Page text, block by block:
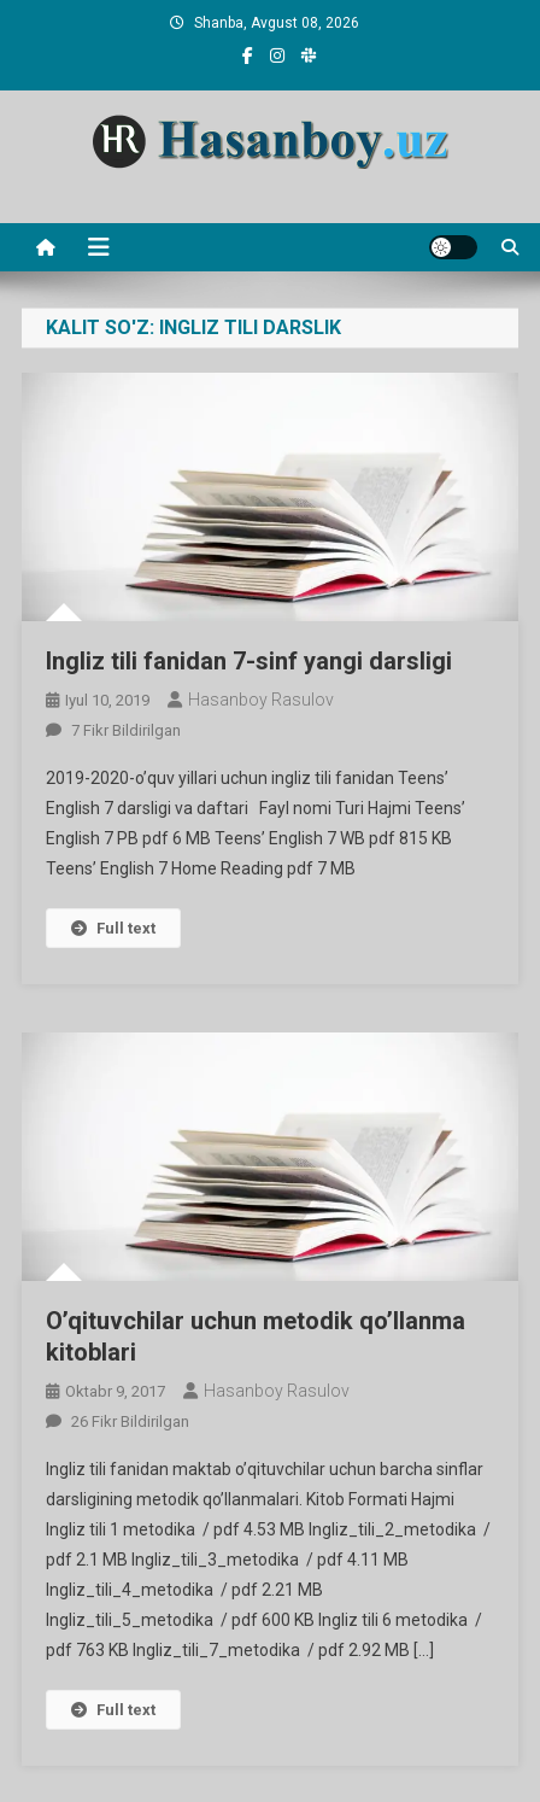
Shanba, Avgust 08, 2026
KALIT SO'Z: INGLIZ TILI DARSLIK
Ingliz tili fanidan 7-sinf yangi darsligi
Iyul 10, 2019 Hasanboy Rasulov
Ingliz
Fanidan
7-
Sinf
Yangi
Ga
7 Fikr Bildirilgan
2019-2020-o’quv yillari uchun ingliz tili fanidan Teens’
English 7 darsligi va daftari Fayl nomi Turi Hajmi Teens’
English 7 PB pdf 6 MB Teens’ English 7 WB pdf 815 KB
Teens’ English 7 Home Reading pdf 7 MB
Full text
O’qituvchilar uchun metodik qo’llanma
kitoblari
Oktabr 9, 2017 Hasanboy Rasulov
O’qituvchilar
Metodik
Qo’llanma
Kitoblari
Ga
26 Fikr Bildirilgan
Ingliz tili fanidan maktab o’qituvchilar uchun barcha sinflar
darsligining metodik qo’llanmalari. Kitob Formati Hajmi
Ingliz tili 1 metodika / pdf 4.53 MB Ingliz_tili_2_metodika /
pdf 2.1 MB Ingliz_tili_3_metodika / pdf 4.11 MB
Ingliz_tili_4_metodika / pdf 2.21 MB
Ingliz_tili_5_metodika / pdf 600 KB Ingliz tili 6 metodika /
pdf 763 KB Ingliz_tili_7_metodika / pdf 2.92 MB […]
Full text